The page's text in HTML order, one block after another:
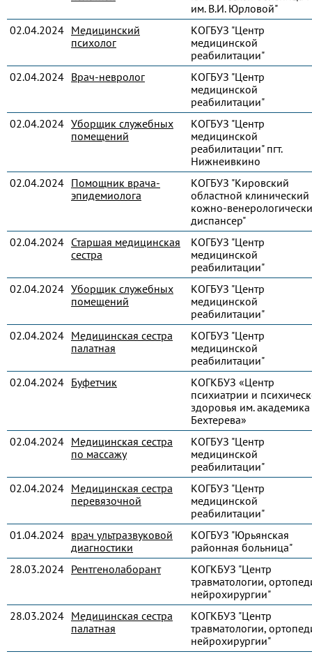
им. В.И. Юрловой"
02.04.2024 Медицинский
психолог
КОГБУЗ "Центр
медицинской
реабилитации"
02.04.2024 Врач-невролог
КОГБУЗ "Центр
медицинской
реабилитации"
02.04.2024 Уборщик служебных
помещений
КОГБУЗ "Центр
медицинской
реабилитации" пгт.
Нижнеивкино
02.04.2024 Помощник врача-
эпидемиолога
КОГБУЗ "Кировский
областной клинический
кожно-
диспансер"
02.04.2024 Старшая медицинская
сестра
КОГБУЗ "Центр
медицинской
реабилитации"
02.04.2024 Уборщик служебных
помещений
КОГБУЗ "Центр
медицинской
реабилитации"
02.04.2024 Медицинская сестра
палатная
КОГБУЗ "Центр
медицинской
реабилитации"
02.04.2024 Буфетчик
КОГКБУЗ «Центр
психиатрии и
здоровья им.
Бехтерева»
02.04.2024 Медицинская сестра
по массажу
КОГБУЗ "Центр
медицинской
реабилитации"
02.04.2024 Медицинская сестра
перевязочной
КОГБУЗ "Центр
медицинской
реабилитации"
01.04.2024 врач ультразвуковой
диагностики
КОГБУЗ "Юрьянская
районная больница"
28.03.2024 Рентгенолаборант
КОГКБУЗ "Центр
травматологии,
нейрохирургии"
28.03.2024 Медицинская сестра
палатная
КОГКБУЗ "Центр
травматологии,
нейрохирургии"